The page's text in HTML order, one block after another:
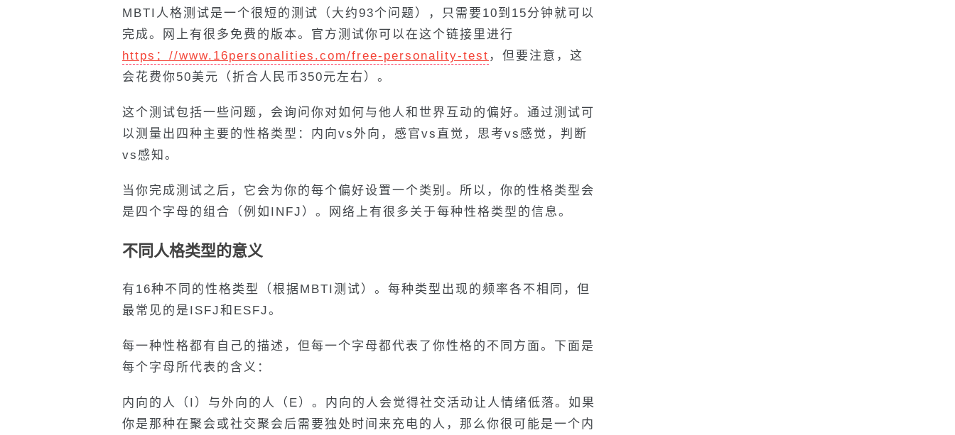
MBTI人格测试是一个很短的测试（大约93个问题），只需要10到15分钟就可以
完成。网上有很多免费的版本。官方测试你可以在这个链接里进行
https ： //www.16personalities.com/free-personality-test ，但要注意，这
会花费你50美元（折合人民币350元左右）。
这个测试包括一些问题，会询问你对如何与他人和世界互动的偏好。通过测试可
以测量出四种主要的性格类型：内向vs外向，感官vs直觉，思考vs感觉，判断
vs感知。
当你完成测试之后，它会为你的每个偏好设置一个类别。所以，你的性格类型会
是四个字母的组合（例如INFJ）。网络上有很多关于每种性格类型的信息。
不同人格类型的意义
有16种不同的性格类型（根据MBTI测试）。每种类型出现的频率各不相同，但
最常见的是ISFJ和ESFJ。
每一种性格都有自己的描述，但每一个字母都代表了你性格的不同方面。下面是
每个字母所代表的含义：
内向的人（I）与外向的人（E）。内向的人会觉得社交活动让人情绪低落。如果
你是那种在聚会或社交聚会后需要独处时间来充电的人，那么你很可能是一个内